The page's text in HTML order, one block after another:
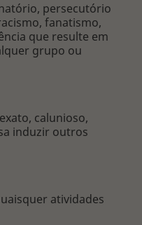
persecutório
fanatismo,
que resulte em
grupo ou
calunioso,
induzir outros
atividades